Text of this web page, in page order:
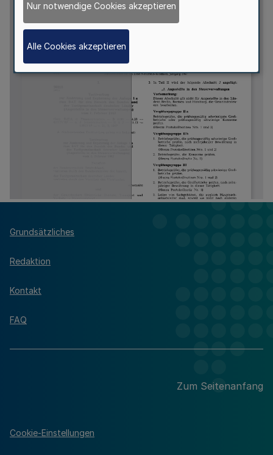
Grundsätzliches
Redaktion
Kontakt
FAQ
Zum Seitenanfang
Cookie-Einstellungen
Nur notwendige Cookies akzeptieren
Alle Cookies akzeptieren